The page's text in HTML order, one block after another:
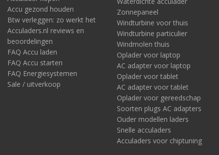
Accu gezond houden
Btw verleggen: zo werkt het
Acculaders.nl reviews en
beoordelingen
FAQ Accu laden
FAQ Accu starten
FAQ Energiesystemen
Sale / uitverkoop
Zonnepaneel
Windturbine voor thuis
Windturbine particulier
Windmolen thuis
Oplader voor laptop
AC adapter voor laptop
Oplader voor tablet
AC adapter voor tablet
Oplader voor gereedschap
Soorten plugs AC adapters
Ouder modellen laders
Snelle acculaders
Acculaders voor chiptuning